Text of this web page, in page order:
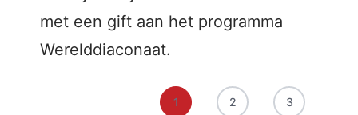
met een gift aan het programma
Werelddiaconaat.
1 2 3